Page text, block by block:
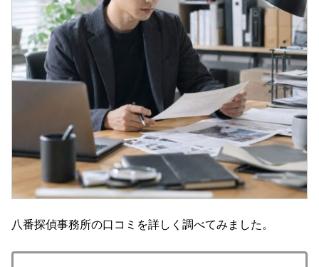
八番探偵事務所の口コミを詳しく調べてみました。